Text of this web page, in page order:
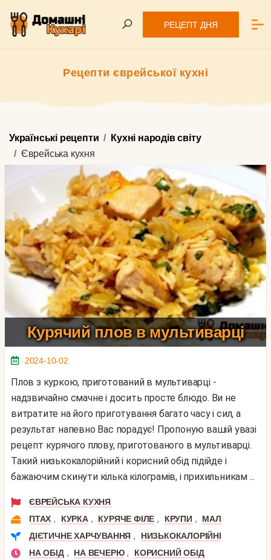
РЕЦЕПТ ДНЯ
Рецепти єврейської кухні
Українські рецепти
Кухні народів світу
Єврейська кухня
Курячий плов в мультиварці
2024-10-02
Плов з куркою, приготований в мультиварці -
надзвичайно смачне і досить просте блюдо. Ви не
витратите на його приготування багато часу і сил, а
результат напевно Вас порадує! Пропоную вашій увазі
рецепт курячого плову, приготованого в мультиварці.
Такий низькокалорійний і корисний обід підійде і
бажаючим скинути кілька кілограмів, і прихильникам ...
ЄВРЕЙСЬКА КУХНЯ
ПТАХ , КУРКА , КУРЯЧЕ ФІЛЕ , КРУПИ ,
МАЛ
ДІЄТИЧНЕ ХАРЧУВАННЯ ,
НИЗЬКОКАЛОРІЙНІ
НА ОБІД , НА ВЕЧЕРЮ ,
КОРИСНИЙ ОБІД